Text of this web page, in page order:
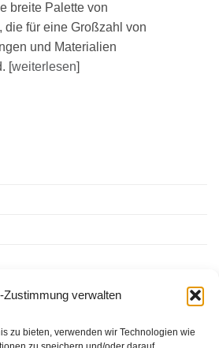
Zustimmung verwalten
zu bieten, verwenden wir Technologien wie
breite Palette von
die für eine Großzahl von
und Materialien
[weiterlesen]